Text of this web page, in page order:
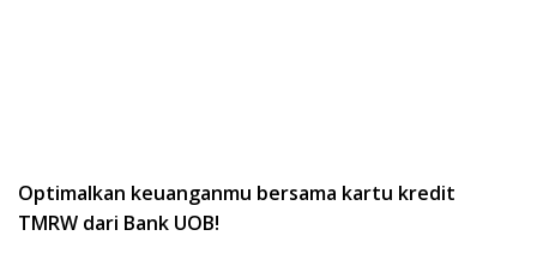
Optimalkan keuanganmu bersama kartu kredit
TMRW dari Bank UOB!